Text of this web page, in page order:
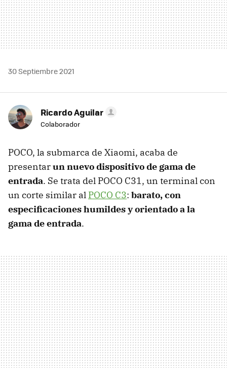
30 Septiembre 2021
Ricardo Aguilar
Colaborador
POCO, la submarca de Xiaomi, acaba de
presentarun nuevo dispositivo de gama de
entrada. Se trata del POCO C31, un terminal con
un corte similar al POCO C3: barato, con
especificaciones humildes y orientado a la
gama de entrada.